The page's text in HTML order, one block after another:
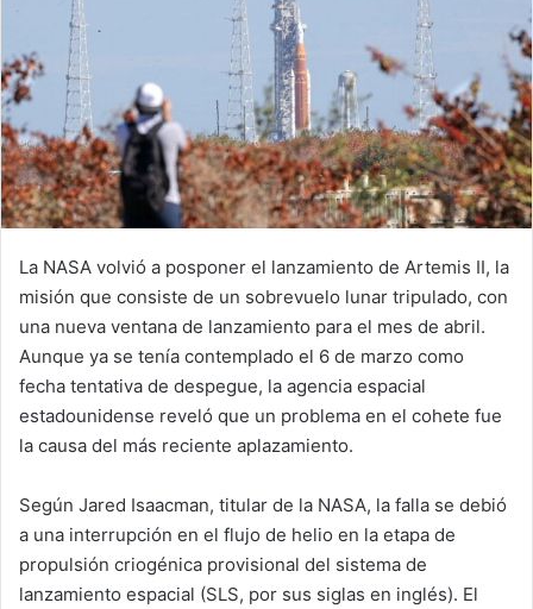
La NASA volvió a posponer el lanzamiento de Artemis II, la
misión que consiste de un sobrevuelo lunar tripulado, con
una nueva ventana de lanzamiento para el mes de abril.
Aunque ya se tenía contemplado el 6 de marzo como
fecha tentativa de despegue, la agencia espacial
estadounidense reveló que un problema en el cohete fue
la causa del más reciente aplazamiento.
Según Jared Isaacman, titular de la NASA, la falla se debió
a una interrupción en el flujo de helio en la etapa de
propulsión criogénica provisional del sistema de
lanzamiento espacial (SLS, por sus siglas en inglés). El